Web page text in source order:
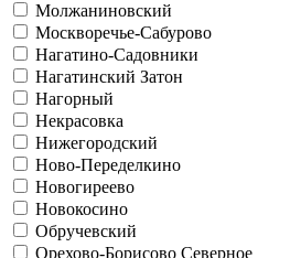
Молжаниновский
Москворечье-Сабурово
Нагатино-Садовники
Нагатинский Затон
Нагорный
Некрасовка
Нижегородский
Ново-Переделкино
Новогиреево
Новокосино
Обручевский
Орехово-Борисово Северное